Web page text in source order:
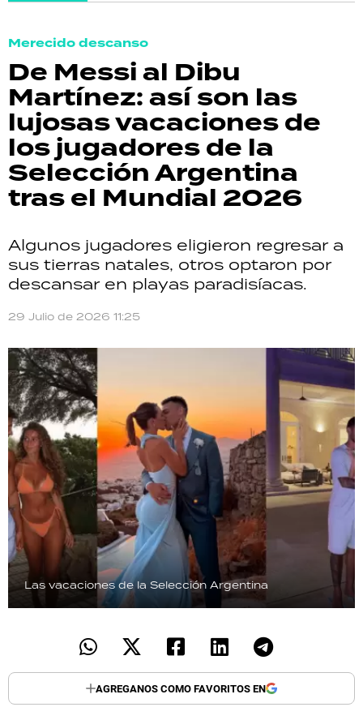
Merecido descanso
De Messi al Dibu
Martínez: así son las
lujosas vacaciones de
los jugadores de la
Selección Argentina
tras el Mundial 2026
Algunos jugadores eligieron regresar a
sus tierras natales, otros optaron por
descansar en playas paradisíacas.
29 Julio de 2026 11:25
Las vacaciones de la Selección Argentina
AGREGANOS COMO FAVORITOS EN